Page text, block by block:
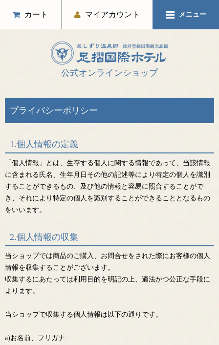
カート マイアカウント メニュー
公式オンラインショップ
プライバシーポリシー
1.個人情報の定義
「個人情報」とは、生存する個人に関する情報であって、当該情報
に含まれる氏名、生年月日その他の記述等により特定の個人を識別
することができるもの、及び他の情報と容易に照合することがで
き、それにより特定の個人を識別することができることとなるもの
をいいます。
2.個人情報の収集
当ショップでは商品のご購入、お問合せをされた際にお客様の個人
情報を収集することがございます。
収集するにあたっては利用目的を明記の上、適法かつ公正な手段に
よります。
当ショップで収集する個人情報は以下の通りです。
a)お名前、フリガナ